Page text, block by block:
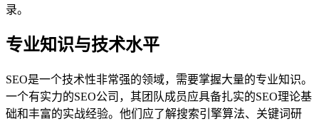
录。
专业知识与技术水平
SEO是一个技术性非常强的领域，需要掌握大量的专业知识。
一个有实力的SEO公司，其团队成员应具备扎实的SEO理论基
础和丰富的实战经验。他们应了解搜索引擎算法、关键词研